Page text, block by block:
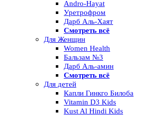
Andro-Hayat
Уретрофром
Дарб Аль-Хаят
Смотреть всё
Для Женщин
Women Health
Бальзам №3
Дарб Аль-амин
Смотреть всё
Для детей
Капли Гинкго Билоба
Vitamin D3 Kids
Kust Al Hindi Kids